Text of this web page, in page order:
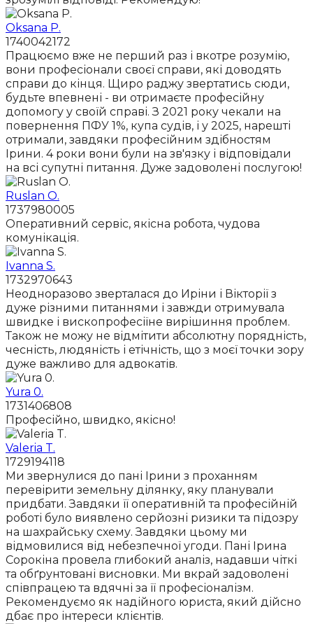
Oksana P.
1740042172
Працюємо вже не перший раз і вкотре розумію,
вони професіонали своєї справи, які доводять
справи до кінця. Щиро раджу звертатись сюди,
будьте впевнені - ви отримаєте професійну
допомогу у своїй справі. З 2021 року чекали на
повернення ПФУ 1%, купа судів, і у 2025, нарешті
отримали, завдяки професійним здібностям
Ірини. 4 роки вони були на зв'язку і відповідали
на всі супутні питання. Дуже задоволені послугою!
Ruslan O.
1737980005
Оперативний сервіс, якісна робота, чудова
комунікація.
Ivanna S.
1732970643
Неодноразово зверталася до Иріни і Вікторії з
дуже різними питаннями і завжди отримувала
швидке і вископрофесіїне вирішиння проблем.
Також не можу не відмітити абсолютну порядність,
чесність, людяність і етічність, що з моєї точки зору
дуже важливо для адвокатів.
Yura 0.
1731406808
Професійно, швидко, якісно!
Valeria T.
1729194118
Ми звернулися до пані Ірини з проханням
перевірити земельну ділянку, яку планували
придбати. Завдяки її оперативній та професійній
роботі було виявлено серйозні ризики та підозру
на шахрайську схему. Завдяки цьому ми
відмовилися від небезпечної угоди. Пані Ірина
Сорокіна провела глибокий аналіз, надавши чіткі
та обґрунтовані висновки. Ми вкрай задоволені
співпрацею та вдячні за її професіоналізм.
Рекомендуємо як надійного юриста, який дійсно
дбає про інтереси клієнтів.